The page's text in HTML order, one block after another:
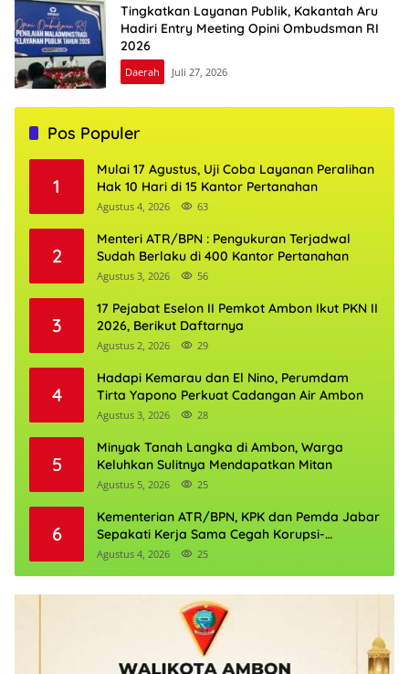
Tingkatkan Layanan Publik, Kakantah Aru
Hadiri Entry Meeting Opini Ombudsman RI
2026
Daerah Juli 27, 2026
Pos Populer
1
Mulai 17 Agustus, Uji Coba Layanan Peralihan
Hak 10 Hari di 15 Kantor Pertanahan
Agustus 4, 2026 63
2
Menteri ATR/BPN : Pengukuran Terjadwal
Sudah Berlaku di 400 Kantor Pertanahan
Agustus 3, 2026 56
3
17 Pejabat Eselon II Pemkot Ambon Ikut PKN II
2026, Berikut Daftarnya
Agustus 2, 2026 29
4
Hadapi Kemarau dan El Nino, Perumdam
Tirta Yapono Perkuat Cadangan Air Ambon
Agustus 3, 2026 28
5
Minyak Tanah Langka di Ambon, Warga
Keluhkan Sulitnya Mendapatkan Mitan
Agustus 5, 2026 25
6
Kementerian ATR/BPN, KPK dan Pemda Jabar
Sepakati Kerja Sama Cegah Korupsi-
Penguatan Ekonomi
Agustus 4, 2026 25